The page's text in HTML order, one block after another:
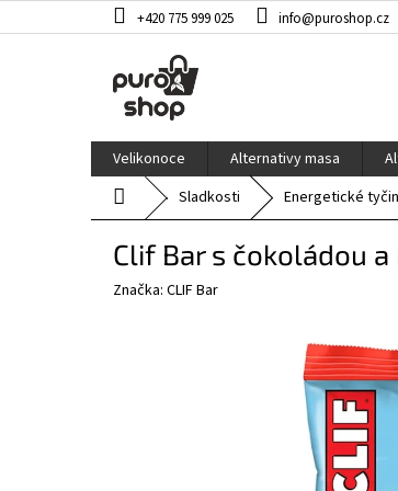
na
+420 775 999 025 info@puroshop.cz
Velikonoce Alternativy masa
Domů Sladkosti Energetické
Clif Bar s čokoládou
Značka: CLIF Bar